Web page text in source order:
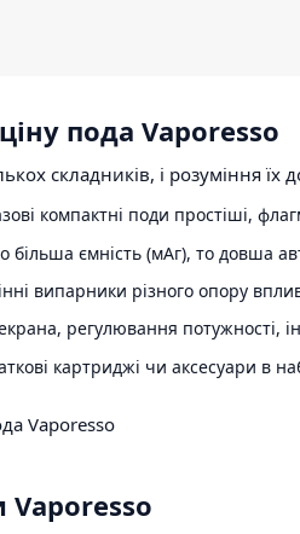
пода Vaporesso
складників, і розуміння
компактні поди простіші,
більша ємність (мАг), то довша
випарники різного опору
регулювання потужності,
картриджі чи аксесуари в
Vaporesso